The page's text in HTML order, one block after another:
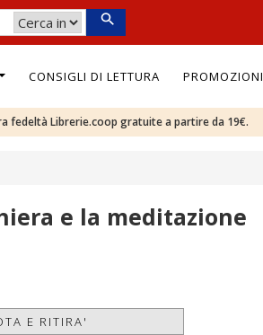
CONSIGLI DI LETTURA PROMOZIONI
fedeltà Librerie.coop gratuite a partire da 19€.
e la meditazione
E RITIRA'